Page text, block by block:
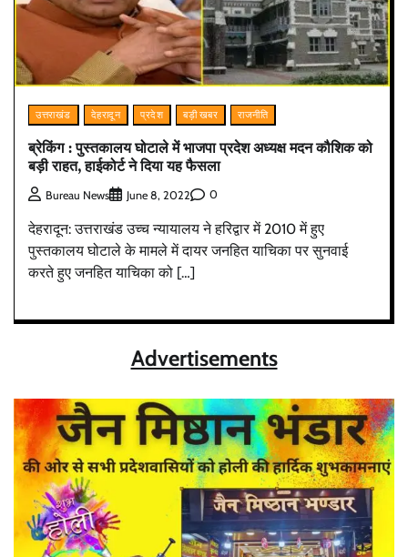
उत्तराखंड देहरादून प्रदेश बड़ी खबर राजनीति
ब्रेकिंग : पुस्तकालय घोटाले में भाजपा प्रदेश अध्यक्ष मदन कौशिक को
बड़ी राहत, हाईकोर्ट ने दिया यह फैसला
Bureau News June 8, 2022 0
देहरादून: उत्तराखंड उच्च न्यायालय ने हरिद्वार में 2010 में हुए
पुस्तकालय घोटाले के मामले में दायर जनहित याचिका पर सुनवाई
करते हुए जनहित याचिका को […]
Advertisements